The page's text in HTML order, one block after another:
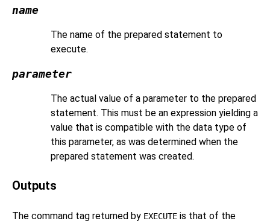
name
The name of the prepared statement to
execute.
parameter
The actual value of a parameter to the prepared
statement. This must be an expression yielding a
value that is compatible with the data type of
this parameter, as was determined when the
prepared statement was created.
Outputs
The command tag returned by EXECUTE is that of the